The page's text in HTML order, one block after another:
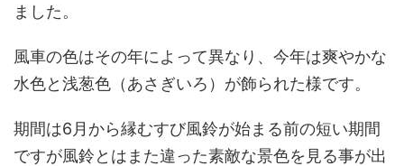
ました。
風車の色はその年によって異なり、今年は爽やかな
水色と浅葱色（あさぎいろ）が飾られた様です。
期間は6月から縁むすび風鈴が始まる前の短い期間
ですが風鈴とはまた違った素敵な景色を見る事が出